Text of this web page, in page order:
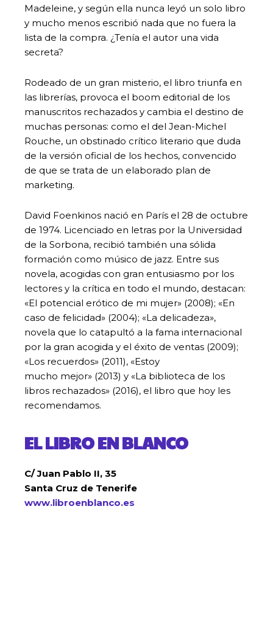
Madeleine, y según ella nunca leyó un solo libro
y mucho menos escribió nada que no fuera la
lista de la compra. ¿Tenía el autor una vida
secreta?
Rodeado de un gran misterio, el libro triunfa en
las librerías, provoca el boom editorial de los
manuscritos rechazados y cambia el destino de
muchas personas: como el del Jean-Michel
Rouche, un obstinado crítico literario que duda
de la versión oficial de los hechos, convencido
de que se trata de un elaborado plan de
marketing.
David Foenkinos nació en París el 28 de octubre
de 1974. Licenciado en letras por la Universidad
de la Sorbona, recibió también una sólida
formación como músico de jazz. Entre sus
novela, acogidas con gran entusiasmo por los
lectores y la crítica en todo el mundo, destacan:
«El potencial erótico de mi mujer» (2008); «En
caso de felicidad» (2004); «La delicadeza»,
novela que lo catapultó a la fama internacional
por la gran acogida y el éxito de ventas (2009);
«Los recuerdos» (2011), «Estoy
mucho mejor» (2013) y «La biblioteca de los
libros rechazados» (2016), el libro que hoy les
recomendamos.
EL LIBRO EN BLANCO
C/ Juan Pablo II, 35
Santa Cruz de Tenerife
www.libroenblanco.es